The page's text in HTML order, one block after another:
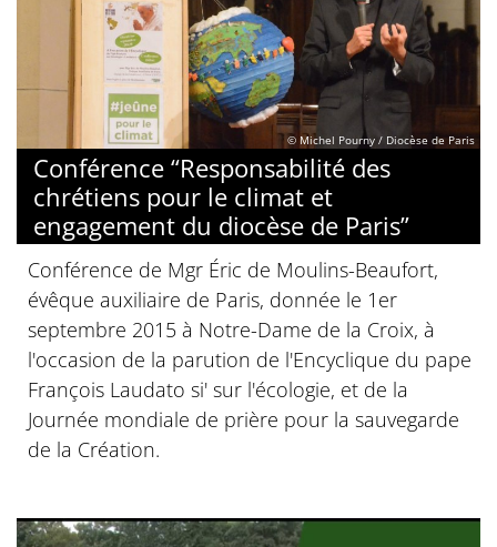
© Michel Pourny / Diocèse de Paris
Conférence “Responsabilité des
chrétiens pour le climat et
engagement du diocèse de Paris”
Conférence de Mgr Éric de Moulins-Beaufort,
évêque auxiliaire de Paris, donnée le 1er
septembre 2015 à Notre-Dame de la Croix, à
l'occasion de la parution de l'Encyclique du pape
François Laudato si' sur l'écologie, et de la
Journée mondiale de prière pour la sauvegarde
de la Création.